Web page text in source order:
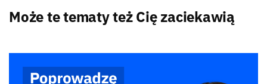
Może te tematy też Cię zaciekawią